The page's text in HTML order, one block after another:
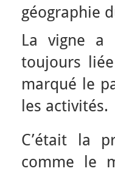
géographie
La vigne a
toujours
marqué le
les activités.
C’était la
comme le